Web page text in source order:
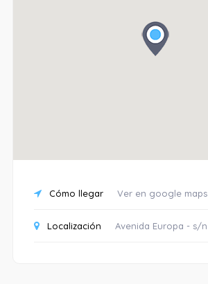
Cómo llegar Ver en google maps
Localización Avenida Europa - s/n